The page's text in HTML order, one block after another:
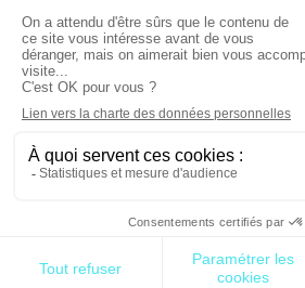
Blog
Mentions légales
Charte des données personnelles